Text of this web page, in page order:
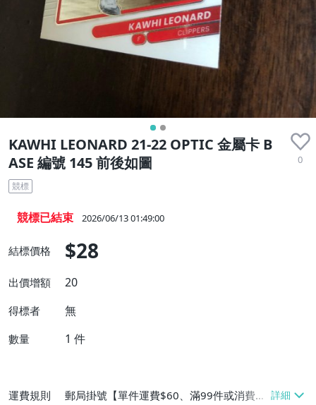
KAWHI LEONARD 21-22 OPTIC 金屬卡 B
ASE 編號 145 前後如圖
0
競標
競標已結束 2026/06/13 01:49:00
結標價格 $28
出價增額 20
得標者 無
數量 1 件
運費規則
郵局掛號【單件運費$60、滿99件或消費滿